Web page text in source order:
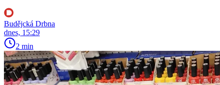
Budějcká Drbna
dnes, 15:29
2 min